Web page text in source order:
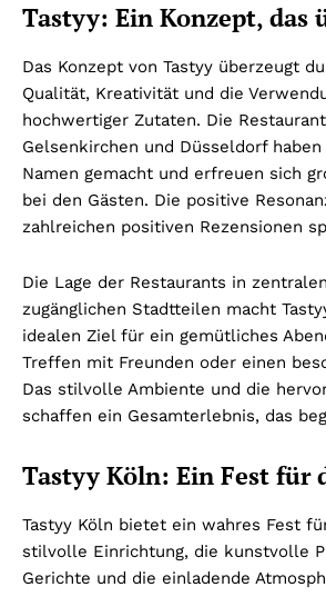
Tastyy: Ein Konzept, das
Das Konzept von Tastyy überzeugt
Qualität, Kreativität und die
hochwertiger Zutaten. Die
Gelsenkirchen und Düsseldorf
Namen gemacht und erfreuen sich
bei den Gästen. Die positive
zahlreichen positiven Rezensionen
Die Lage der Restaurants in
zugänglichen Stadtteilen macht
idealen Ziel für ein gemütliches
Treffen mit Freunden oder einen
Das stilvolle Ambiente und die
schaffen ein Gesamterlebnis, das
Tastyy Köln: Ein Fest für
Tastyy Köln bietet ein wahres Fest
stilvolle Einrichtung, die kunstvolle
Gerichte und die einladende